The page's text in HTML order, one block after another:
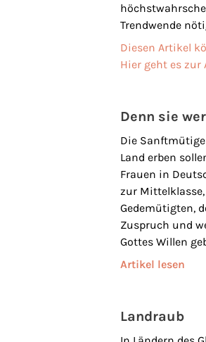
Trendwende
Diesen Artikel
Hier geht es zur
Denn sie
Die
Land erben
Frauen in
zur
Gedemütigten,
Zuspruch und
Gottes Willen
Artikel lesen
Landraub